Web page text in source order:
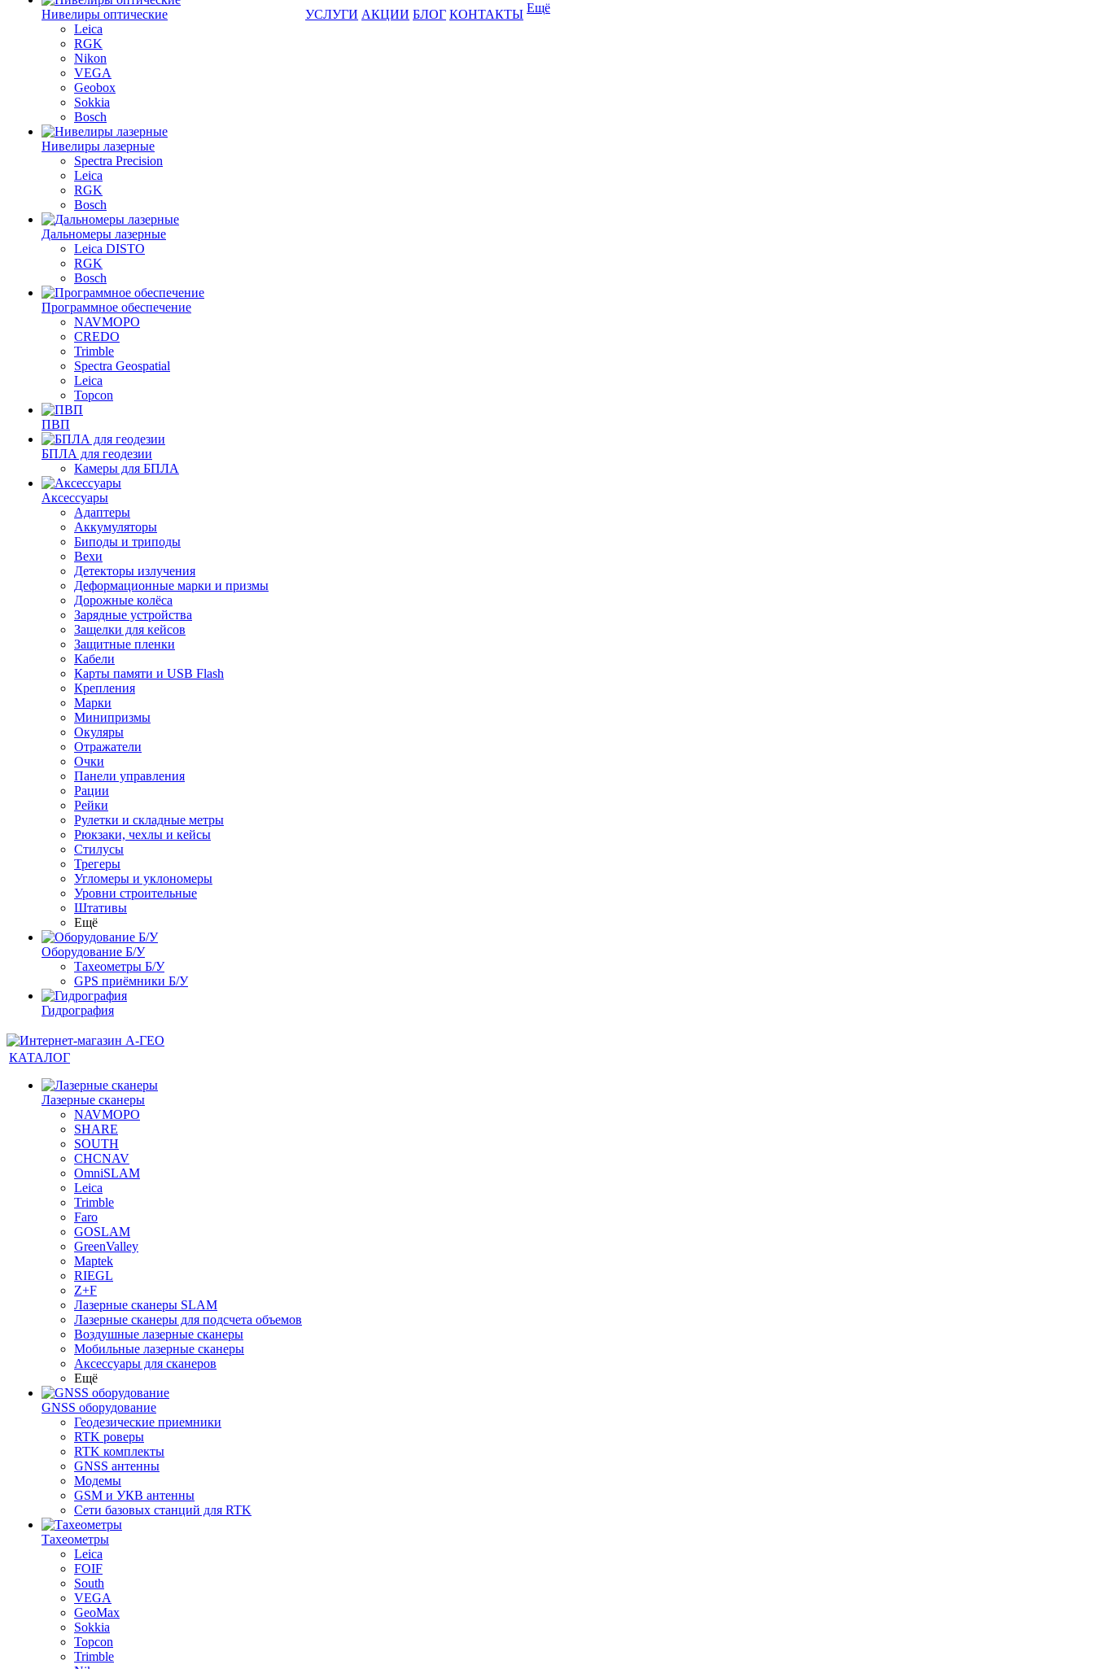
Нивелиры оптические
Leica
RGK
Nikon
VEGA
Geobox
Sokkia
Bosch
Нивелиры лазерные
Spectra Precision
Leica
RGK
Bosch
Дальномеры лазерные
Leica DISTO
RGK
Bosch
Программное обеспечение
NAVMOPO
CREDO
Trimble
Spectra Geospatial
Leica
Topcon
ПВП
БПЛА для геодезии
Камеры для БПЛА
Аксессуары
Адаптеры
Аккумуляторы
Биподы и триподы
Вехи
Детекторы излучения
Деформационные марки и призмы
Дорожные колёса
Зарядные устройства
Защелки для кейсов
Защитные пленки
Кабели
Карты памяти и USB Flash
Крепления
Марки
Минипризмы
Окуляры
Отражатели
Очки
Панели управления
Рации
Рейки
Рулетки и складные метры
Рюкзаки, чехлы и кейсы
Стилусы
Трегеры
Угломеры и уклономеры
Уровни строительные
Штативы
Ещё
Оборудование Б/У
Тахеометры Б/У
GPS приёмники Б/У
Гидрография
УСЛУГИ АКЦИИ БЛОГ КОНТАКТЫ Ещё
КАТАЛОГ
Лазерные сканеры
NAVMOPO
SHARE
SOUTH
CHCNAV
OmniSLAM
Leica
Trimble
Faro
GOSLAM
GreenValley
Maptek
RIEGL
Z+F
Лазерные сканеры SLAM
Лазерные сканеры для подсчета объемов
Воздушные лазерные сканеры
Мобильные лазерные сканеры
Аксессуары для сканеров
Ещё
GNSS оборудование
Геодезические приемники
RTK роверы
RTK комплекты
GNSS антенны
Модемы
GSM и УКВ антенны
Сети базовых станций для RTK
Тахеометры
Leica
FOIF
South
VEGA
GeoMax
Sokkia
Topcon
Trimble